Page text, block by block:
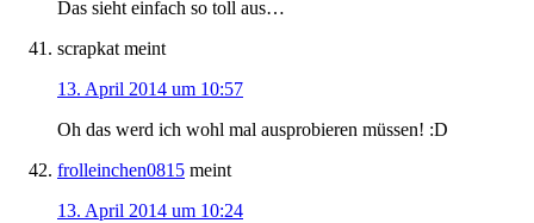
Das sieht einfach so toll aus…
scrapkat meint
13. April 2014 um 10:57
Oh das werd ich wohl mal ausprobieren müssen! :D
frolleinchen0815 meint
13. April 2014 um 10:24